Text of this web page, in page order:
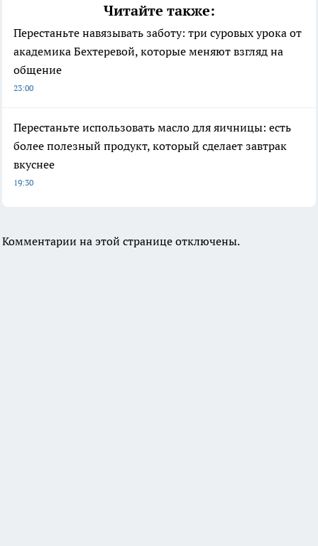
Читайте также:
Перестаньте навязывать заботу: три суровых урока от
академика Бехтеревой, которые меняют взгляд на
общение
23:00
Перестаньте использовать масло для яичницы: есть
более полезный продукт, который сделает завтрак
вкуснее
19:30
Комментарии на этой странице отключены.